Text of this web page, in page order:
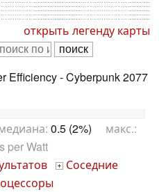
открыть легенду карты
Efficiency - Cyberpunk 2077
0.5 (2%) макс.:
per Watt
+
Соседние